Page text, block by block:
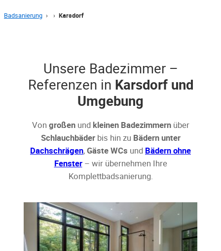
Badsanierung › › Karsdorf
Unsere Badezimmer –
Referenzen in Karsdorf und
Umgebung
Von großenund kleinen Badezimmernüber
Schlauchbäderbis hin zu Bädern unter
Dachschrägen,Gäste WCs und Bädern ohne
Fenster– wir übernehmen Ihre
Komplettbadsanierung.